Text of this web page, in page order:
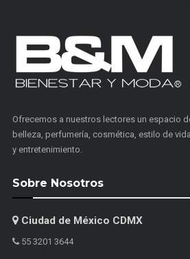
Ofrecemos a nuestros lectores un espacio
belleza, perfumería, cosmética, estilo de
y entretenimiento.
Sobre Nosotros
Ciudad de México CDMX
55 3201 3644